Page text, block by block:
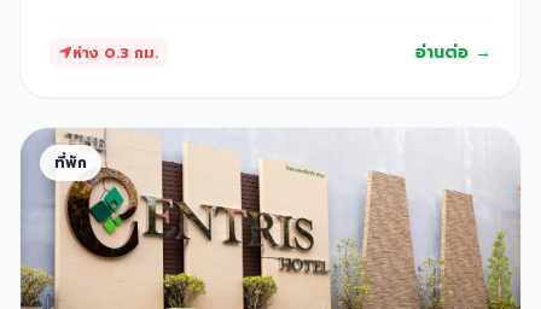
ห่าง 0.3 กม. อ่านต่อ →
ที่พัก